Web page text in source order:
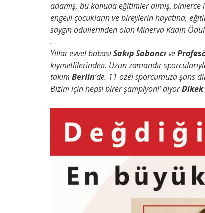
adamış, bu konuda eğitimler almış,
engelli çocukların ve bireylerin hayatına,
saygın ödüllerinden olan Minerva Kadın
.
Yıllar evvel babasıSakıp Sabancıve
kıymetlilerinden. Uzun zamandır
takım Berlin’de. 11 özel sporcumuza şans
Bizim için hepsi birer şampiyon!’ diyorDikek